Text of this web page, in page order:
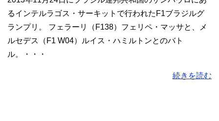
るインテルラゴス・サーキットで行われたF1ブラジルグ
ランプリ。 フェラーリ（F138）フェリペ・マッサと、メ
ルセデス（F1 W04）ルイス・ハミルトンとのバト
ル。・・・
続きを読む